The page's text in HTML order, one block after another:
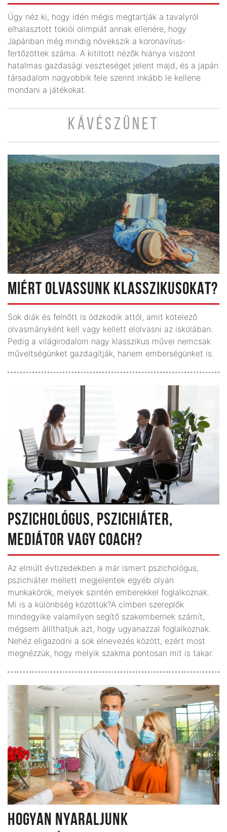
Úgy néz ki, hogy idén mégis megtartják a tavalyról
elhalasztott tokiói olimpiát annak ellenére, hogy
Japánban még mindig növekszik a koronavírus-
fertőzöttek száma. A kitiltott nézők hiánya viszont
hatalmas gazdasági veszteséget jelent majd, és a japán
társadalom nagyobbik fele szerint inkább le kellene
mondani a játékokat.
KÁVÉSZÜNET
MIÉRT OLVASSUNK KLASSZIKUSOKAT?
Sok diák és felnőtt is ódzkodik attól, amit kötelező
olvasmányként kell vagy kellett elolvasni az iskolában.
Pedig a világirodalom nagy klasszikus művei nemcsak
műveltségünket gazdagítják, hanem emberségünket is.
PSZICHOLÓGUS, PSZICHIÁTER,
MEDIÁTOR VAGY COACH?
Az elmúlt évtizedekben a már ismert pszichológus,
pszichiáter mellett megjelentek egyéb olyan
munkakörök, melyek szintén emberekkel foglalkoznak.
Mi is a különbség közöttük?A címben szereplők
mindegyike valamilyen segítő szakembernek számít,
mégsem állíthatjuk azt, hogy ugyanazzal foglalkoznak.
Nehéz eligazodni a sok elnevezés között, ezért most
megnézzük, hogy melyik szakma pontosan mit is takar.
HOGYAN NYARALJUNK